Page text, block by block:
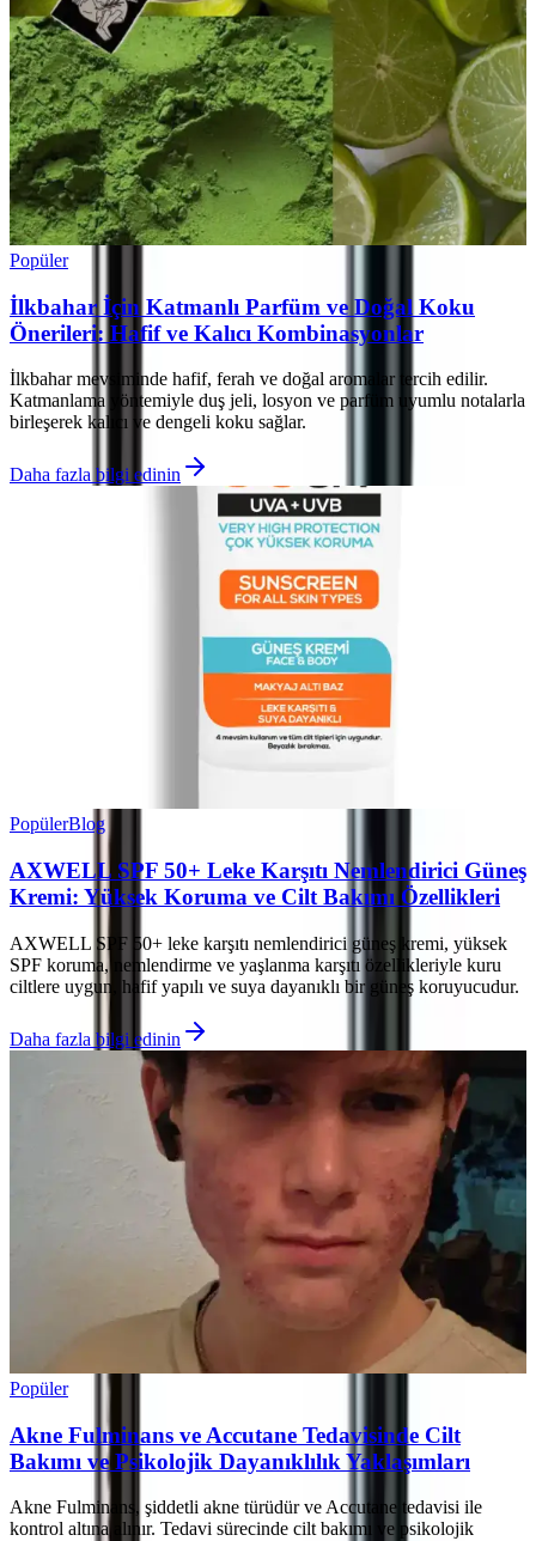
Popüler
İlkbahar İçin Katmanlı Parfüm ve Doğal Koku
Önerileri: Hafif ve Kalıcı Kombinasyonlar
İlkbahar mevsiminde hafif, ferah ve doğal aromalar tercih edilir.
Katmanlama yöntemiyle duş jeli, losyon ve parfüm uyumlu notalarla
birleşerek kalıcı ve dengeli koku sağlar.
Daha fazla bilgi edinin
PopülerBlog
AXWELL SPF 50+ Leke Karşıtı Nemlendirici Güneş
Kremi: Yüksek Koruma ve Cilt Bakımı Özellikleri
AXWELL SPF 50+ leke karşıtı nemlendirici güneş kremi, yüksek
SPF koruma, nemlendirme ve yaşlanma karşıtı özellikleriyle kuru
ciltlere uygun, hafif yapılı ve suya dayanıklı bir güneş koruyucudur.
Daha fazla bilgi edinin
Popüler
Akne Fulminans ve Accutane Tedavisinde Cilt
Bakımı ve Psikolojik Dayanıklılık Yaklaşımları
Akne Fulminans, şiddetli akne türüdür ve Accutane tedavisi ile
kontrol altına alınır. Tedavi sürecinde cilt bakımı ve psikolojik